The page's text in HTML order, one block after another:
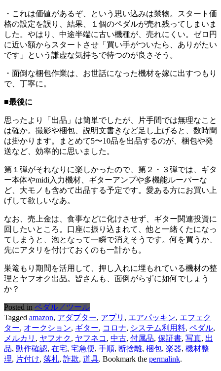
・これは価値があるぞ、という思い込みは禁物。スタート価
格の設定を誤り、結果、１個のペダルが売れ残ってしまいま
した。やはり、中途半端に古い機種が、売れにくい。ゼロ円
に近い額からスタートさせ「買い手がついたら、ありがたい
です」という謙虚な気持ちで待つのが良さそう。
・面倒な梱包作業は、お世話になった機材を嫁に出すつもり
で、丁寧に。
■最後に
思ったより「出品」は簡単でしたが、片手間では無理なこと
は確か。撮影や梱包、説明文書きなど足し上げると、数時間
は掛かります。まとめて5〜10品を出品するのが、梱包や発
送など、効率的に思いました。
第１弾がそれなりに楽しかったので、第２・３弾では、ギタ
ー本体やmidi入力機材、ギターアンプや多機能ルーパーな
ど、大モノも含めて出品する予定です。愛ある方にお買い上
げして欲しいなあ。
なお、売上金は、食事などに化けさせず、ギター関連投資に
回したいところ。口座に振り込まれて、他と一緒くたになっ
てしまうと、泡となって一瞬で消えそうです。何を買うか、
先にアタリを付けておくのも一計かも。
巣篭もり期間を活用して、押し入れに埋もれている機材の整
理とヤフオク出品。皆さんも、面倒がらずに如何でしょう
か？
Posted in ペダル／ツール
Tagged amazon, アダプター, アプリ , エアパッキン, エフェク
ター, オークション, ギター, コロナ, システム利用料, ペダル,
メルカリ , ヤフオク, ヤフネコ , 中古, 付属品, 保証書, 写真, 出
品, 動作確認, 在宅, 宅急便, 手順, 断捨離, 梱包, 楽器, 機材整
理, 片付け, 落札, 詐欺, 道具. Bookmark the permalink.